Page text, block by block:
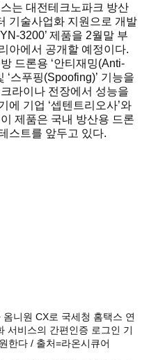
는 대전테크노파크 방산
기술사업화 지원으로 개발
3200’ 제품을 2월말 부
아에서 공개할 예정이다.
드론용 ‘안티재밍(Anti-
‘스푸핑(Spoofing)’ 기능을
라이나 전장에서 성능을
에 기업 ‘셉텐트리오사’와
제품은 국내 방산용 드론
스트를 앞두고 있다.
옴니원 CX로 국세청 홈택스 연
서비스의 간편인증 로그인 기
한다 / 출처=라온시큐어